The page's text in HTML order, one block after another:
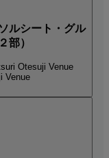
ルシート・グル
部）
Otesuji Venue
Venue